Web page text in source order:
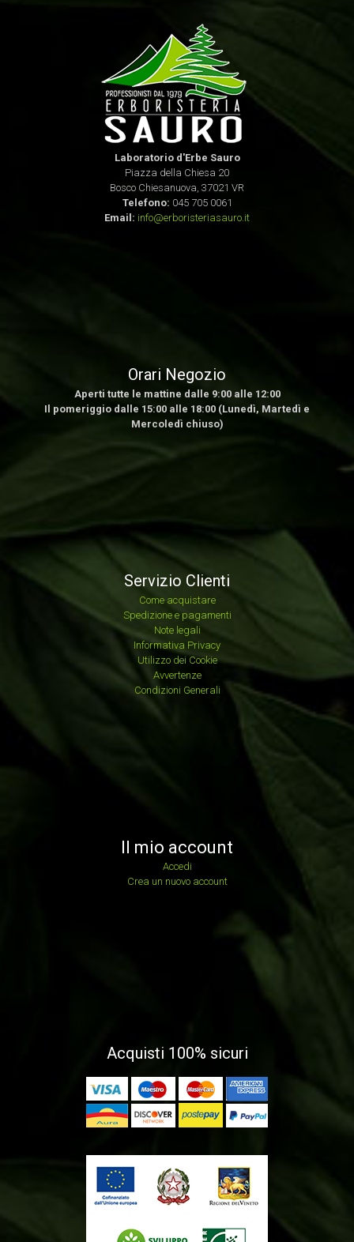
Laboratorio d'Erbe Sauro
Piazza della Chiesa 20
Bosco Chiesanuova, 37021 VR
Telefono: 045 705 0061
Email: info@erboristeriasauro.it
Orari Negozio
Aperti tutte le mattine dalle 9:00 alle 12:00
Il pomeriggio dalle 15:00 alle 18:00 (Lunedì, Martedì e
Mercoledì chiuso)
Servizio Clienti
Come acquistare
Spedizione e pagamenti
Note legali
Informativa Privacy
Utilizzo dei Cookie
Avvertenze
Condizioni Generali
Il mio account
Accedi
Crea un nuovo account
Acquisti 100% sicuri